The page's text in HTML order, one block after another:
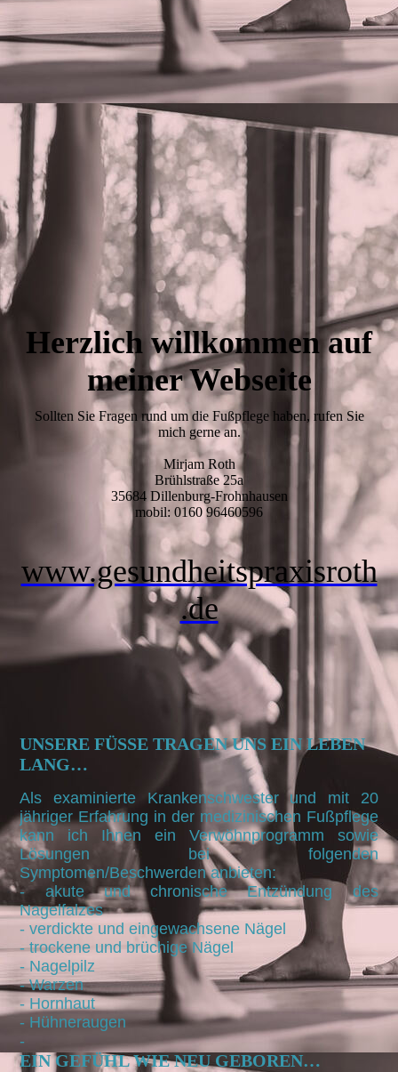
0b209a44-e37c-4a3c-9897-3c3a0796ce04
Herzlich willkommen auf
meiner Webseite
Sollten Sie Fragen rund um die Fußpflege haben, rufen Sie
mich gerne an.
Mirjam Roth
Brühlstraße 25a
35684 Dillenburg-Frohnhausen
mobil: 0160 96460596
www.gesundheitspraxisroth
.de
UNSERE FÜSSE TRAGEN UNS EIN LEBEN
LANG…
Als examinierte Krankenschwester und mit 20
jähriger Erfahrung in der medizinischen Fußpflege
kann ich Ihnen ein Verwöhnprogramm sowie
Lösungen bei folgenden
Symptomen/Beschwerden anbieten:
- akute und chronische Entzündung des
Nagelfalzes
- verdickte und eingewachsene Nägel
- trockene und brüchige Nägel
- Nagelpilz
- Warzen
- Hornhaut
- Hühneraugen
-
EIN GEFÜHL WIE NEU GEBOREN…